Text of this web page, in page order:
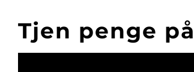
Tjen penge